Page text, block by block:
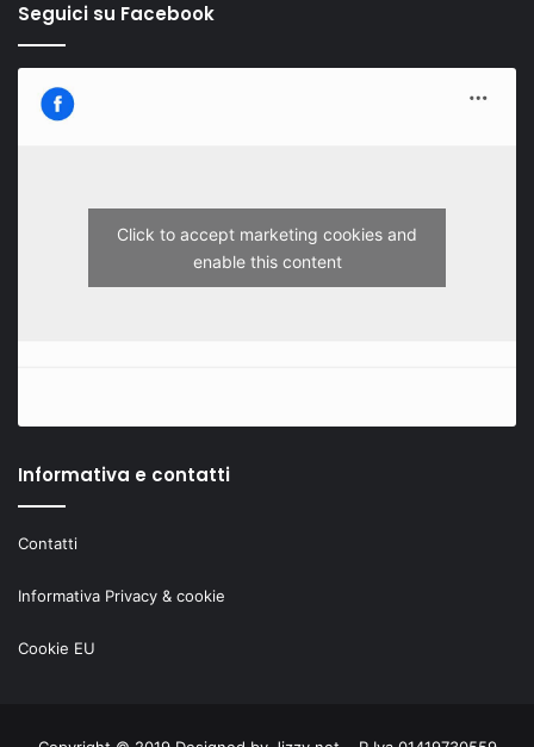
Seguici su Facebook
Click to accept marketing cookies and
enable this content
Informativa e contatti
Contatti
Informativa Privacy & cookie
Cookie EU